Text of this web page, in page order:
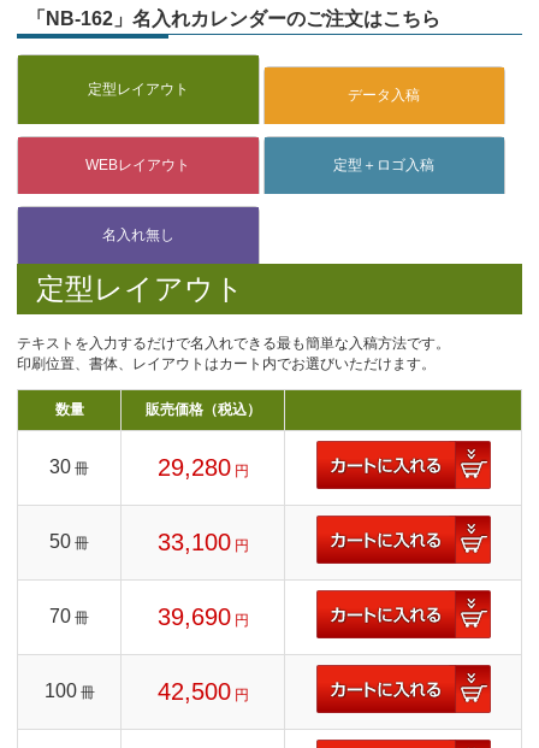
「NB-162」名入れカレンダーのご注文はこちら
定型レイアウト
テキストを入力するだけで名入れできる最も簡単な入稿方法です。
印刷位置、書体、レイアウトはカート内でお選びいただけます。
数量 販売価格（税込）
30 冊 29,280 円
50 冊 33,100 円
70 冊 39,690 円
100 冊 42,500 円